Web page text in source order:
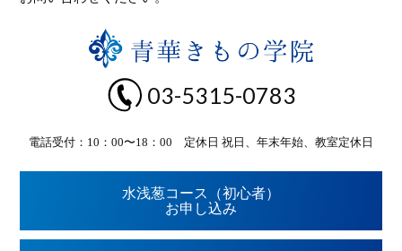
03-5315-0783
電話受付：10：00〜18：00 定休日 祝日、年末年始、教室定休日
水浅葱コース（初心者）
お申し込み